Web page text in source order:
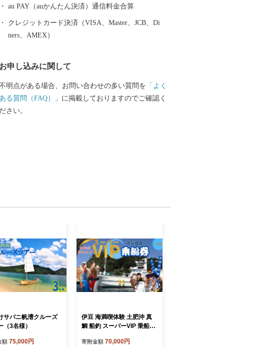
自然景観や温暖な気候に恵まれており、市内には、
数々のレジャー施設や宿泊施設が立ち並び、温泉、グ
au PAY（auかんたん決済）通信料金合算
クレジットカード決済（VISA、Master、JCB、Di
ners、AMEX）
お申し込みに関して
明点がある場合、お問い合わせの多い質問を 「よく
る質問（FAQ）」 に掲載しておりますのでご確認く
ださい。
サバニ帆漕クルーズ
（3名様）
額 75,000円
伊豆 海満喫体験 土肥沖 真
鯛 船釣 スーパーVIP 乗船券
体験 土肥 チケット 船釣り
寄附金額 70,000円